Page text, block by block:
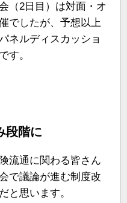
（2日目）は対面・オ
でしたが、予想以上
ネルディスカッショ
す。
段階に
流通に関わる皆さん
で議論が進む制度改
と思います。